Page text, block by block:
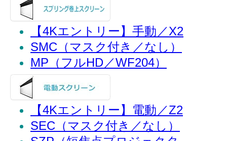
【4Kエントリー】手動／X2
SMC（マスク付き／なし）
MP（フルHD／WF204）
【4Kエントリー】電動／Z2
SEC（マスク付き／なし）